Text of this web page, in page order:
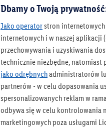
Dbamy o Twoją
Jako operatorstron
internetowych i w naszej aplikacji
przechowywania i uzyskiwania
technicznie niezbędne, natomiast
jako odrębnychadministratorów
partnerów - w celu dopasowania
spersonalizowanych reklam w
odbywa się w celu kontrolowania
marketingowych poza usługami